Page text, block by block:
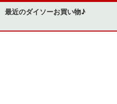
最近のダイソーお買い物♪